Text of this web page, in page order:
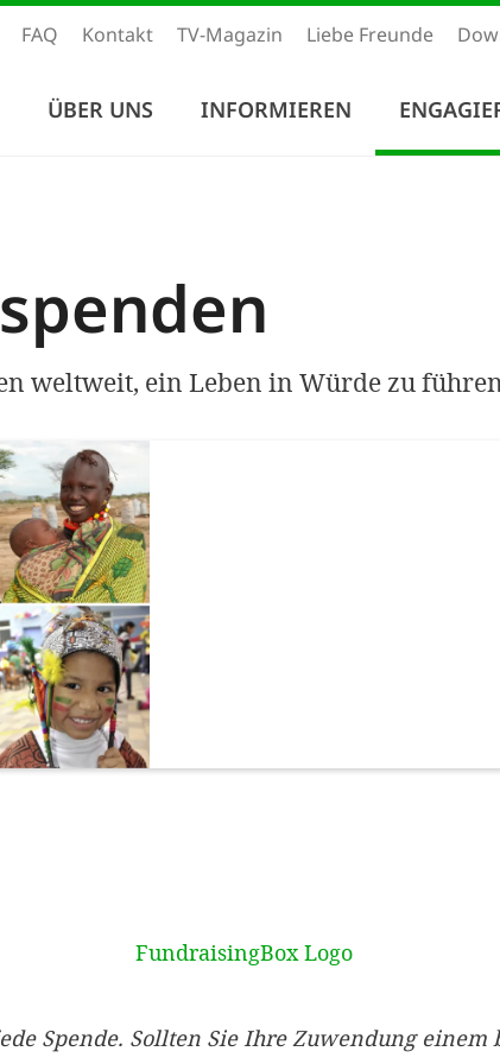
FAQ Kontakt TV-Magazin Liebe Freunde
ÜBER UNS INFORMIEREN
weltweit, ein Leben in Würde zu
Spende. Sollten Sie Ihre Zuwendung einem